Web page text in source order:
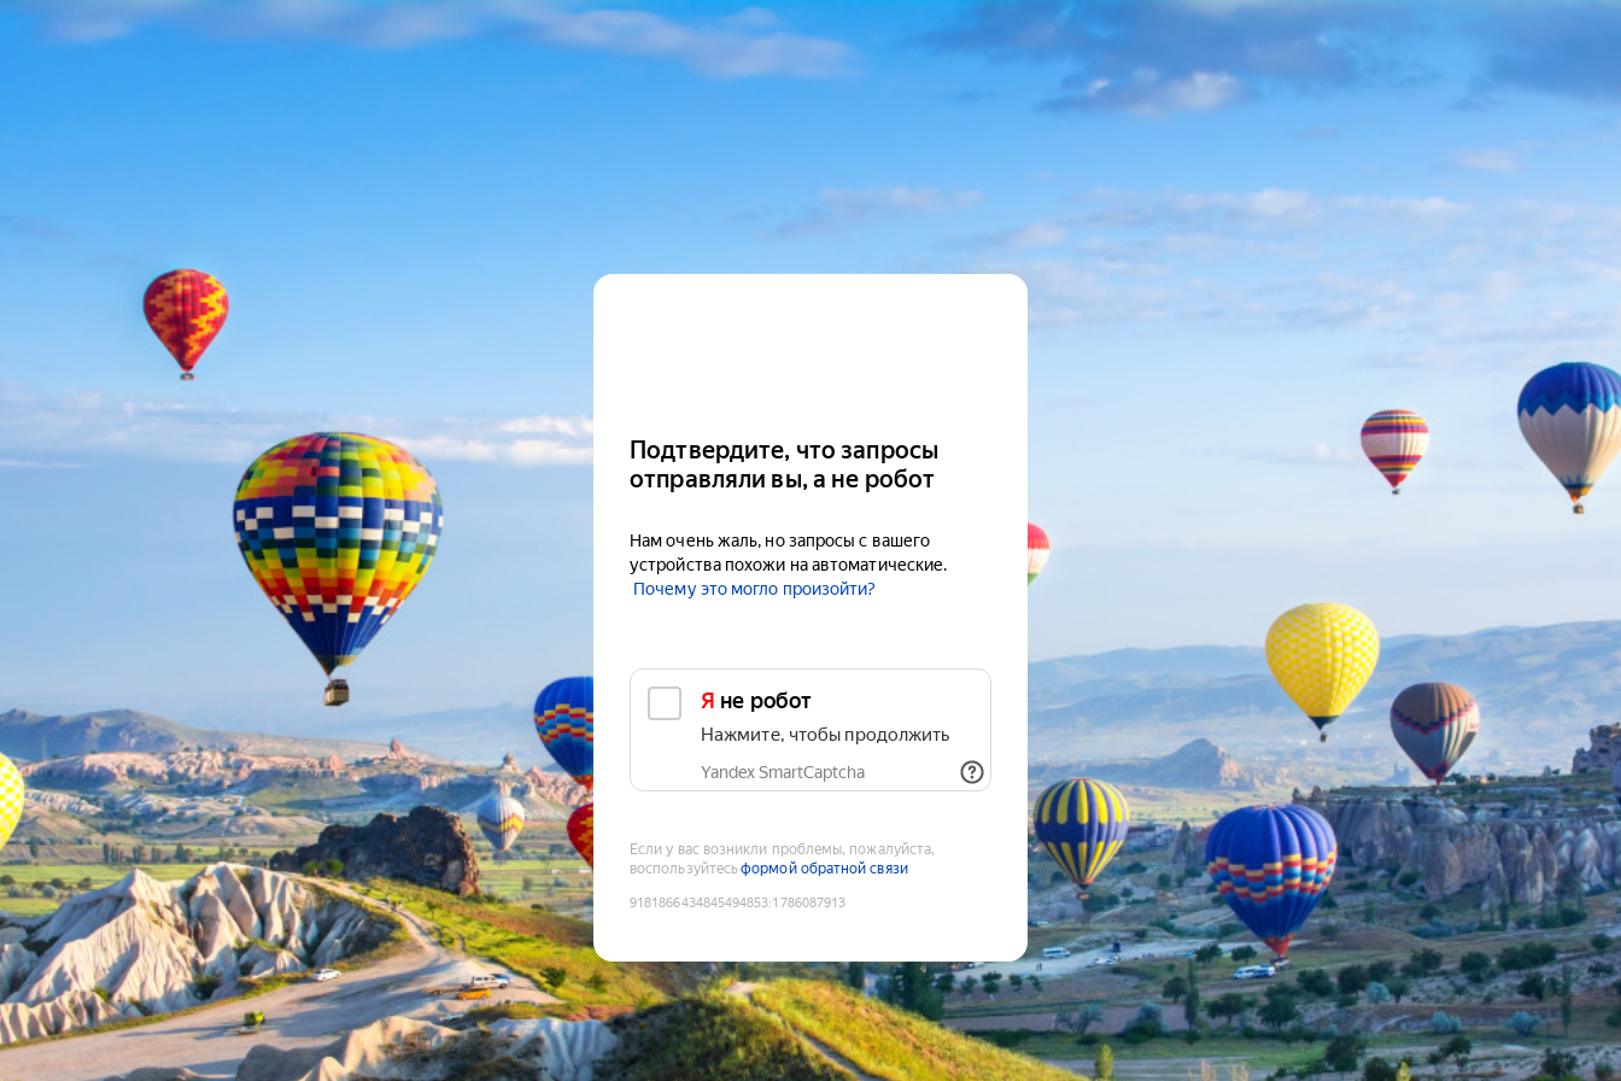
Подтвердите, что запросы
отправляли вы, а не робот
Нам очень жаль, но запросы с вашего
устройства похожи на автоматические.
Почему это могло произойти?
Я не робот
Нажмите, чтобы продолжить
Yandex SmartCaptcha
Если у вас возникли проблемы, пожалуйста,
воспользуйтесьформой обратной связи
9181866434845494853:1786087913